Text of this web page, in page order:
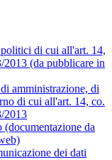
di cui all'art. 14,
2013 (da pubblicare in
amministrazione, di
di cui all'art. 14, co.
2013
(documentazione da
dei dati